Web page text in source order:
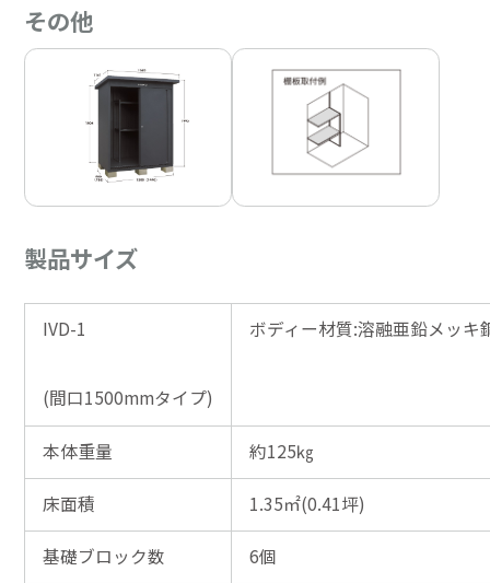
その他
製品サイズ
IVD-1
(間口1500mmタイプ)
ボディー材質:溶融亜鉛メッキ
本体重量 約125㎏
床面積 1.35㎡(0.41坪)
基礎ブロック数 6個